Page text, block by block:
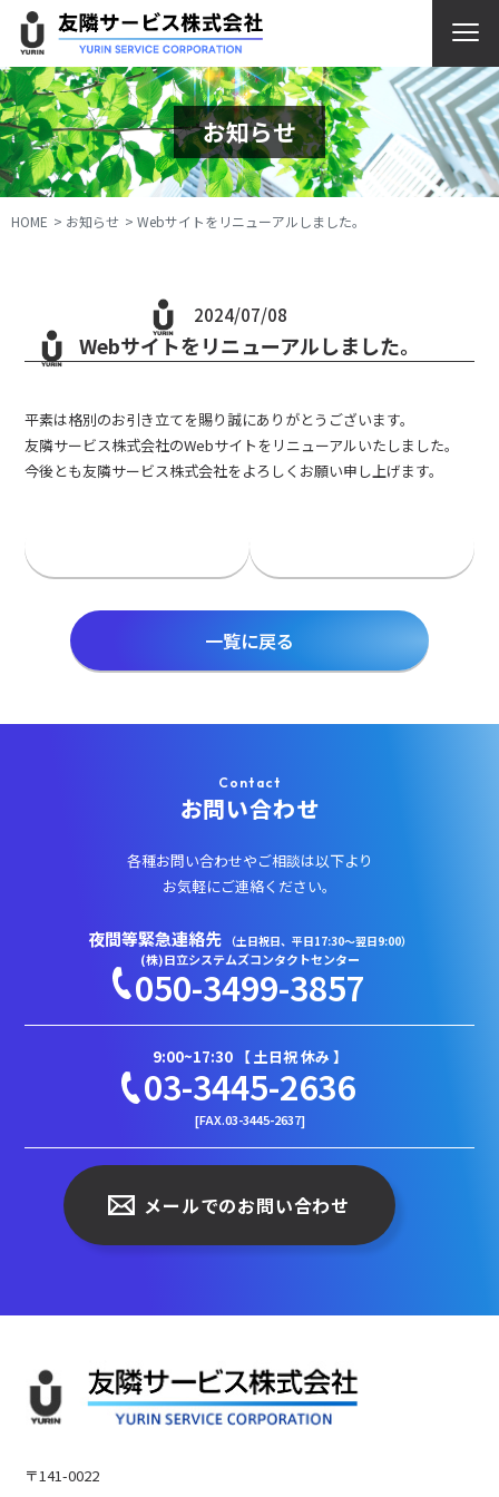
お知らせ
HOME お知らせ Webサイトをリニューアルしました。
2024/07/08
Webサイトをリニューアルしました。
平素は格別のお引き立てを賜り誠にありがとうございます。
友隣サービス株式会社のWebサイトをリニューアルいたしました。
今後とも友隣サービス株式会社をよろしくお願い申し上げます。
一覧に戻る
Contact
お問い合わせ
各種お問い合わせやご相談は以下より
お気軽にご連絡ください。
夜間等緊急連絡先 （土日祝日、平日17:30～翌日9:00）
(株)日立システムズコンタクトセンター
050-3499-3857
9:00~17:30 【 土日祝 休み 】
03-3445-2636
[FAX.03-3445-2637]
メールでのお問い合わせ
〒141-0022